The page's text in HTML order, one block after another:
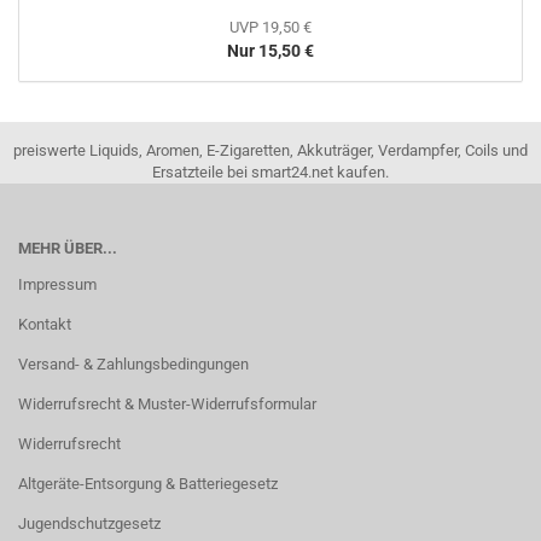
UVP 19,50 €
Nur 15,50 €
preiswerte Liquids, Aromen, E-Zigaretten, Akkuträger, Verdampfer, Coils und
Ersatzteile bei smart24.net kaufen.
MEHR ÜBER...
Impressum
Kontakt
Versand- & Zahlungsbedingungen
Widerrufsrecht & Muster-Widerrufsformular
Widerrufsrecht
Altgeräte-Entsorgung & Batteriegesetz
Jugendschutzgesetz